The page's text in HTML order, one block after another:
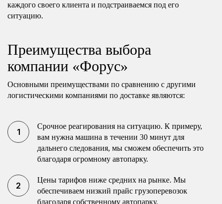
каждого своего клиента и подстраиваемся под его
ситуацию.
Преимущества выбора
компании «Форус»
Основными преимуществами по сравнению с другими
логистическими компаниями по доставке являются:
Срочное реагирования на ситуацию. К примеру,
вам нужна машина в течении 30 минут для
дальнего следования, мы сможем обеспечить это
благодаря огромному автопарку.
Цены тарифов ниже средних на рынке. Мы
обеспечиваем низкий прайс грузоперевозок
благодаря собственному автопарку.